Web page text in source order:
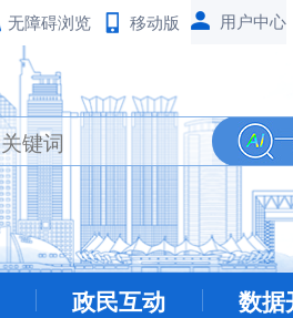
无障碍浏览 移动版
政民互动 数据